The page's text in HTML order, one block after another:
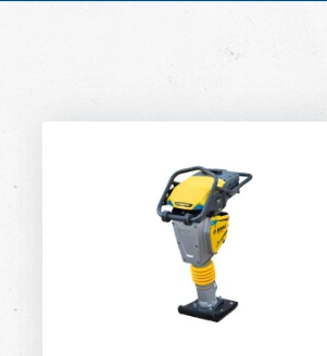
ELEKTRISCHE STAMPER
DAGPRIJS PER WEEK
DAGPRIJS PER MAAND
Standaard met oplader